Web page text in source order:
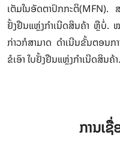
ເຕັມໃນອັດຕາປົກກະຕິ(MFN).
ຢັ້ງຢືນແຫຼ່ງກຳເນີດສິນຄ້າ ຫຼືບໍ່. ໝ
ກ່າວກໍສາມາດ ດຳເນີນຂັ້ນຕອນ
ຂໍເອົາ ໃບຢັ້ງຢືນແຫຼ່ງກຳເນີດສິນຄ້າ.
ການເ